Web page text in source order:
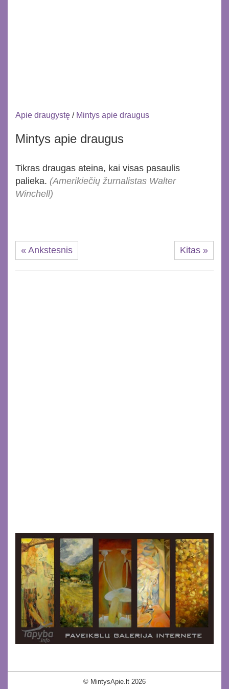
Apie draugystę / Mintys apie draugus
Mintys apie draugus
Tikras draugas ateina, kai visas pasaulis
palieka. (Amerikiečių žurnalistas Walter
Winchell)
« Ankstesnis Kitas »
© MintysApie.lt 2026